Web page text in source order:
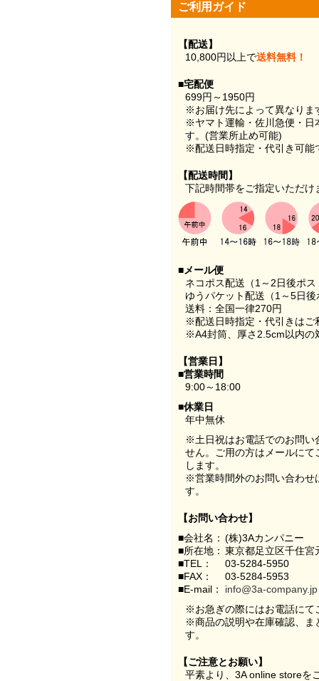
ご利用ガイド
【配送】
10,800円以上で送料無料！
■宅配便
699円～1950円
※お届け先によって異なりま
※ヤマト運輸・佐川急便・日
す。(営業所止め可能)
※配送日時指定・代引き可能
【配送時間】
下記時間帯をご指定いただけ
■メール便
ネコポス配送（1～2日後ポ
ゆうパケット配送（1～5日
送料：全国一律270円
※配送日時指定・代引きはご
※A4封筒、厚さ2.5cm以内の
【営業日】
■営業時間
9:00～18:00
■休業日
年中無休
※土日祝はお電話でのお問い
せん。ご用の方はメールに
します。
※営業時間外のお問い合わせ
す。
【お問い合わせ】
■会社名： (株)3Aカンパニー
■所在地： 東京都足立区千住
■TEL：
03-5284-5950
■FAX：
03-5284-5953
■E-mail：
info@3a-company.jp
※お急ぎの際にはお電話にて
※商品の説明や在庫確認、ま
す。
【ご注意とお願い】
平素より、3A online storeを